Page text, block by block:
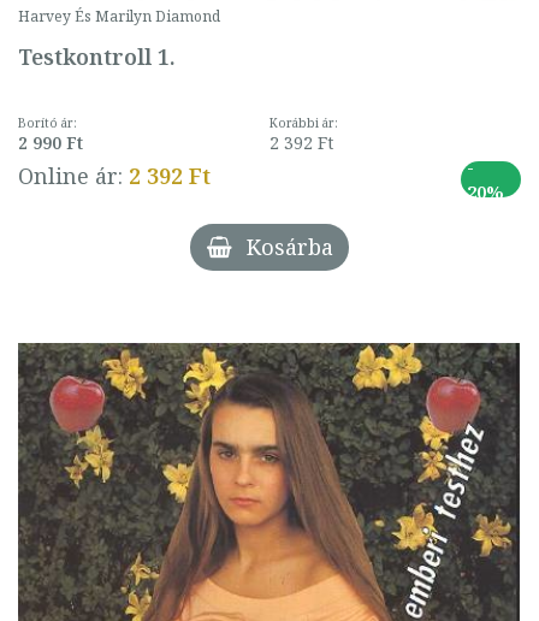
Harvey És Marilyn Diamond
Testkontroll 1.
Borító ár:
2 990 Ft
Korábbi ár:
2 392 Ft
Online ár: 2 392 Ft
-
20%
Kosárba